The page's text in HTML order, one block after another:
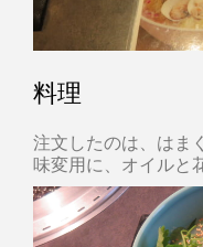
料理
注文したのは、はま
味変用に、オイルと